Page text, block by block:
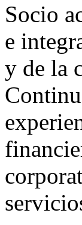
Socio
e
y de la